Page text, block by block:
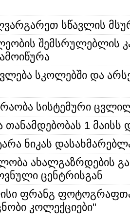
სწავლის
შემსრულებლის
სკოლებში და
სისტემური
თანამდებობას 1 მაისს
ნიკას
ახალგაზრდების
ცენტრისგან
ფრანგ ფოტოგრაფთა
კოლექციები"